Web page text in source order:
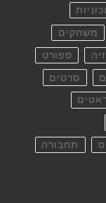
משחקים
ספורט
סרטים
תחבורה